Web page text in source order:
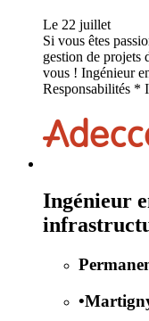
Le 22 juillet
Si vous êtes
gestion de projets
vous ! Ingénieur
Responsabilités *
Ingénieur
•